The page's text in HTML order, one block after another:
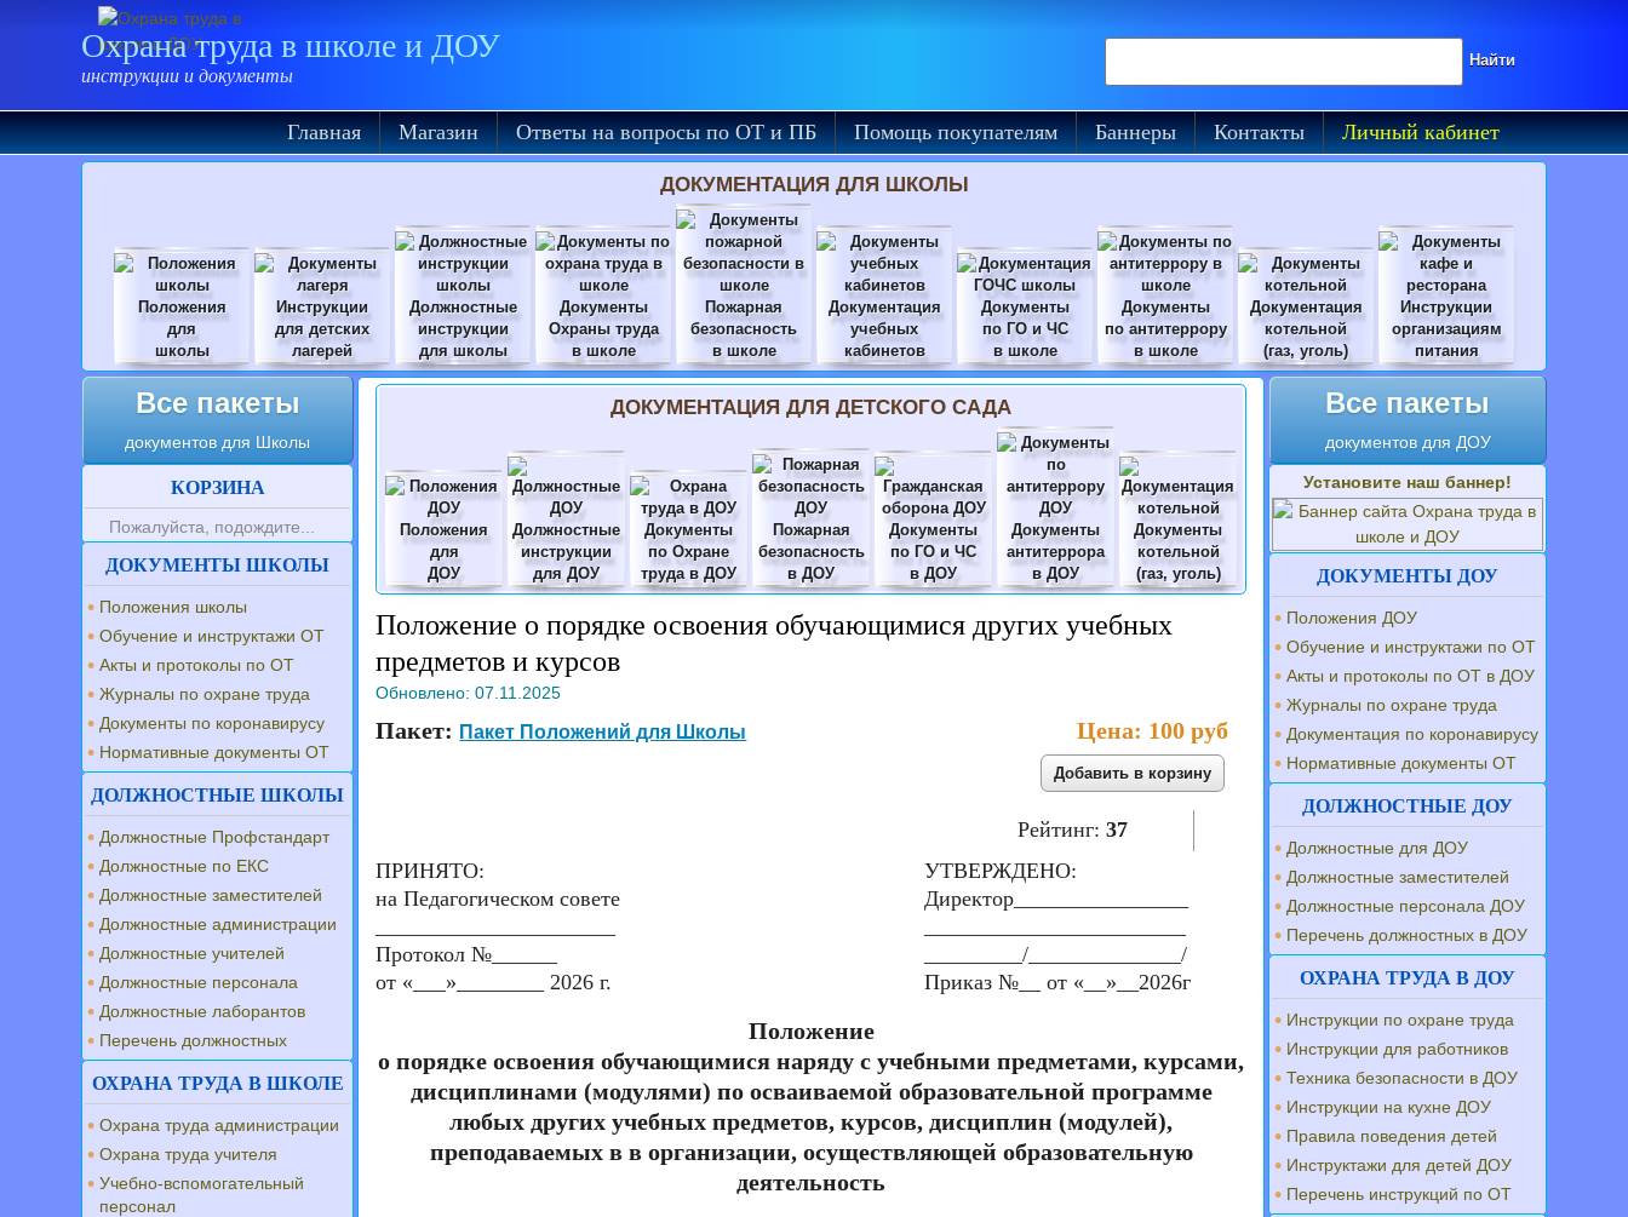
Охрана труда в школе и ДОУ
инструкции и документы
Главная Магазин Ответы на вопросы по ОТ и ПБ Помощь покупателям Баннеры Контакты Личный кабинет
ДОКУМЕНТАЦИЯ ДЛЯ ШКОЛЫ
Положения
для
школы
Инструкции
для детских
лагерей
Должностные
инструкции
для школы
Документы
Охраны труда
в школе
Пожарная
безопасность
в школе
Документация
учебных
кабинетов
Документы
по ГО и ЧС
в школе
Документы
по антитеррору
в школе
Документация
котельной
(газ, уголь)
Инструкции
организациям
питания
ДОКУМЕНТАЦИЯ ДЛЯ ДЕТСКОГО САДА
Положения
для
ДОУ
Должностные
инструкции
для ДОУ
Документы
по Охране
труда в ДОУ
Пожарная
безопасность
в ДОУ
Документы
по ГО и ЧС
в ДОУ
Документы
антитеррора
в ДОУ
Документы
котельной
(газ, уголь)
Положение о порядке освоения обучающимися других учебных
предметов и курсов
Обновлено:07.11.2025
Пакет: Пакет Положений для Школы Цена: 100 руб
Рейтинг:37
ПРИНЯТО:
на Педагогическом совете
Протокол №______
от «___»________ 2026 г.
УТВЕРЖДЕНО:
Директор________________
_________/______________/
Приказ №__ от «__»__2026г
Положение
о порядке освоения обучающимися наряду с учебными предметами, курсами,
дисциплинами (модулями) по осваиваемой образовательной программе
любых других учебных предметов, курсов, дисциплин (модулей),
преподаваемых в в организации, осуществляющей образовательную
деятельность
Все пакеты
документов для Школы
КОРЗИНА
Пожалуйста, подождите...
ДОКУМЕНТЫ ШКОЛЫ
Положения школы
Обучение и инструктажи ОТ
Акты и протоколы по ОТ
Журналы по охране труда
Документы по коронавирусу
Нормативные документы ОТ
ДОЛЖНОСТНЫЕ ШКОЛЫ
Должностные Профстандарт
Должностные по ЕКС
Должностные заместителей
Должностные администрации
Должностные учителей
Должностные персонала
Должностные лаборантов
Перечень должностных
ОХРАНА ТРУДА В ШКОЛЕ
Охрана труда администрации
Охрана труда учителя
Учебно-вспомогательный
персонал
Все пакеты
документов для ДОУ
Установите наш баннер!
ДОКУМЕНТЫ ДОУ
Положения ДОУ
Обучение и инструктажи по ОТ
Акты и протоколы по ОТ в ДОУ
Журналы по охране труда
Документация по коронавирусу
Нормативные документы ОТ
ДОЛЖНОСТНЫЕ ДОУ
Должностные для ДОУ
Должностные заместителей
Должностные персонала ДОУ
Перечень должностных в ДОУ
ОХРАНА ТРУДА В ДОУ
Инструкции по охране труда
Инструкции для работников
Техника безопасности в ДОУ
Инструкции на кухне ДОУ
Правила поведения детей
Инструктажи для детей ДОУ
Перечень инструкций по ОТ